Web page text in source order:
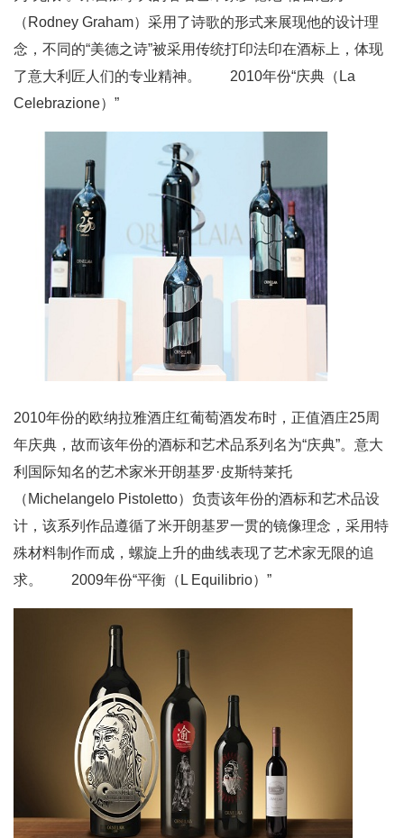
（Rodney Graham）采用了诗歌的形式来展现他的设计理
念，不同的“美德之诗”被采用传统打印法印在酒标上，体现
了意大利匠人们的专业精神。 2010年份“庆典（La
Celebrazione）”
2010年份的欧纳拉雅酒庄红葡萄酒发布时，正值酒庄25周
年庆典，故而该年份的酒标和艺术品系列名为“庆典”。意大
利国际知名的艺术家米开朗基罗·皮斯特莱托
（Michelangelo Pistoletto）负责该年份的酒标和艺术品设
计，该系列作品遵循了米开朗基罗一贯的镜像理念，采用特
殊材料制作而成，螺旋上升的曲线表现了艺术家无限的追
求。 2009年份“平衡（L Equilibrio）”